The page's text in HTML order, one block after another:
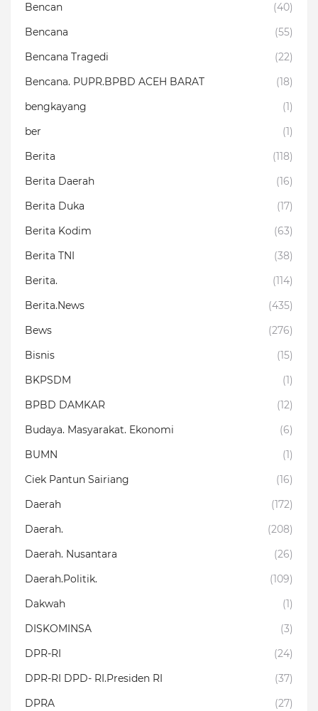
Bencan
(40)
Bencana
(55)
Bencana Tragedi
(22)
Bencana. PUPR.BPBD ACEH BARAT
(18)
bengkayang
(1)
ber
(1)
Berita
(118)
Berita Daerah
(16)
Berita Duka
(17)
Berita Kodim
(63)
Berita TNI
(38)
Berita.
(114)
Berita.News
(435)
Bews
(276)
Bisnis
(15)
BKPSDM
(1)
BPBD DAMKAR
(12)
Budaya. Masyarakat. Ekonomi
(6)
BUMN
(1)
Ciek Pantun Sairiang
(16)
Daerah
(172)
Daerah.
(208)
Daerah. Nusantara
(26)
Daerah.Politik.
(109)
Dakwah
(1)
DISKOMINSA
(3)
DPR-RI
(24)
DPR-RI DPD- RI.Presiden RI
(37)
DPRA
(27)